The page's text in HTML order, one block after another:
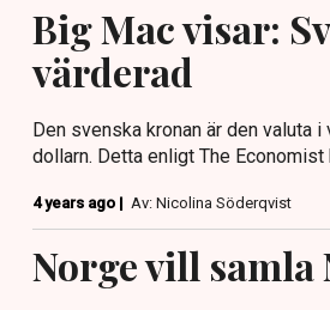
Big Mac visar:
värderad
Den svenska kronan är den valuta
dollarn. Detta enligt The
4 years ago | Av: Nicolina Söderqvist
Norge vill